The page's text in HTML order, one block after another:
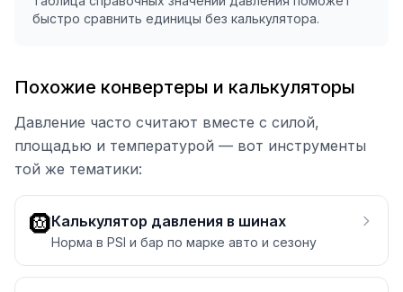
быстро сравнить единицы без калькулятора.
Похожие конвертеры и калькуляторы
Давление часто считают вместе с силой,
площадью и температурой — вот инструменты
той же тематики:
🛞Калькулятор давления в шинах
Норма в PSI и бар по марке авто и сезону